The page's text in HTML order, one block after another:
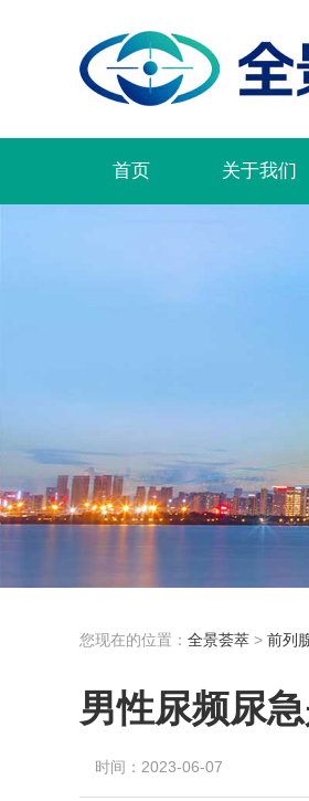
首页 关于我们
您现在的位置： 全景荟萃 > 前列
男性尿频尿
时间：2023-06-07